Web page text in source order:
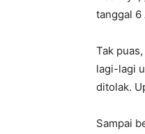
tanggal 6
Tak
lagi-lagi
ditolak.
Sampai